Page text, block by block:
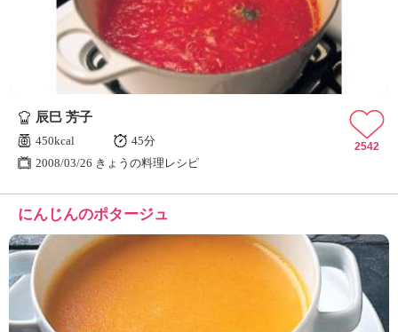
辰巳 芳子
450kcal
45分
2008/03/26 きょうの料理レシピ
2542
にんじんのポタージュ